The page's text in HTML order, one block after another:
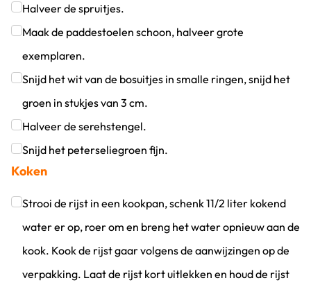
Klik om dit selectievakje aan te vinken
Halveer de spruitjes.
Klik om dit selectievakje aan te vinken
Maak de paddestoelen schoon, halveer grote
exemplaren.
Klik om dit selectievakje aan te vinken
Snijd het wit van de bosuitjes in smalle ringen, snijd het
groen in stukjes van 3 cm.
Klik om dit selectievakje aan te vinken
Halveer de serehstengel.
Klik om dit selectievakje aan te vinken
Snijd het peterseliegroen fijn.
Klik om dit selectievakje aan te vinken
Koken
Strooi de rijst in een kookpan, schenk 11/2 liter kokend
water er op, roer om en breng het water opnieuw aan de
kook. Kook de rijst gaar volgens de aanwijzingen op de
verpakking. Laat de rijst kort uitlekken en houd de rijst